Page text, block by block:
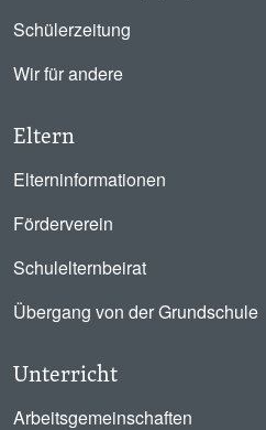
Schülerzeitung
Wir für andere
Eltern
Elterninformationen
Förderverein
Schulelternbeirat
Übergang von der Grundschule
Unterricht
Arbeitsgemeinschaften